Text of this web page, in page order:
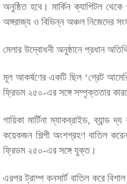
অনুষ্ঠিত হবে। মার্কিন ক্যাপিটল
অঙ্গরাজ্য ও বিভিন্ন অঞ্চল নিজেদের
মেলার উদ্বোধনী অনুষ্ঠানে প্রধান
মূল আকর্ষণের একটি ছিল ‘গ্রেট
ফ্রিডম ২৫০-এর সঙ্গে সম্পৃক্ততার
গায়িকা মার্টিনা ম্যাকব্রাইড,
কয়েকজন শিল্পী অংশগ্রহণ বাতিল
ফ্রিডম ২৫০-এর সঙ্গে যুক্ত।
এরপর ট্রাম্প কনসার্ট বাতিল করে